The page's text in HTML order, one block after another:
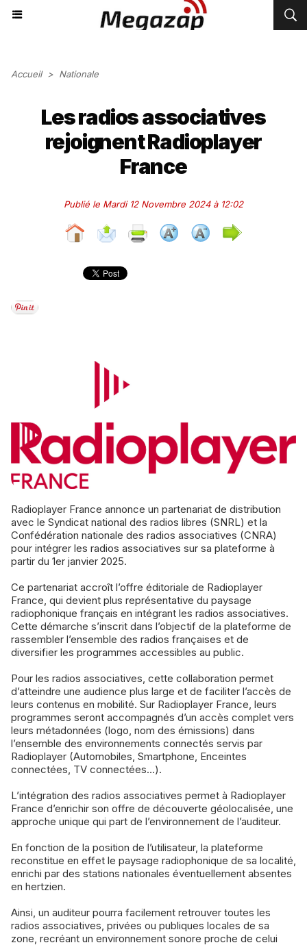
Accueil > Nationale
Les radios associatives
rejoignent Radioplayer
France
Publié le Mardi 12 Novembre 2024 à 12:02
Radioplayer France annonce un partenariat de distribution
avec le Syndicat national des radios libres (SNRL) et la
Confédération nationale des radios associatives (CNRA)
pour intégrer les radios associatives sur sa plateforme à
partir du 1er janvier 2025.
Ce partenariat accroît l’offre éditoriale de Radioplayer
France, qui devient plus représentative du paysage
radiophonique français en intégrant les radios associatives.
Cette démarche s’inscrit dans l’objectif de la plateforme de
rassembler l’ensemble des radios françaises et de
diversifier les programmes accessibles au public.
Pour les radios associatives, cette collaboration permet
d’atteindre une audience plus large et de faciliter l’accès de
leurs contenus en mobilité. Sur Radioplayer France, leurs
programmes seront accompagnés d’un accès complet vers
leurs métadonnées (logo, nom des émissions) dans
l’ensemble des environnements connectés servis par
Radioplayer (Automobiles, Smartphone, Enceintes
connectées, TV connectées…).
L’intégration des radios associatives permet à Radioplayer
France d’enrichir son offre de découverte géolocalisée, une
approche unique qui part de l’environnement de l’auditeur.
En fonction de la position de l’utilisateur, la plateforme
reconstitue en effet le paysage radiophonique de sa localité,
enrichi par des stations nationales éventuellement absentes
en hertzien.
Ainsi, un auditeur pourra facilement retrouver toutes les
radios associatives, privées ou publiques locales de sa
zone, recréant un environnement sonore proche de celui